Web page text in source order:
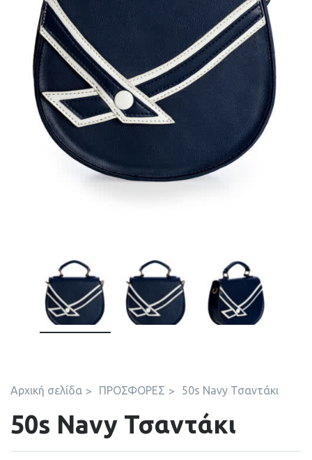
Αρχική σελίδα ΠΡΟΣΦΟΡΕΣ 50s Navy Τσαντάκι
50s Navy Τσαντάκι